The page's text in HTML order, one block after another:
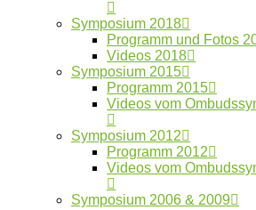
Symposium 2018
Programm und Fotos
Videos 2018
Symposium 2015
Programm 2015
Videos vom
Symposium 2012
Programm 2012
Videos vom
Symposium 2006 & 2009
Neueste Artikel
Beitrag im Laborjournal zur
Wissenschaft
Anmeldung digitaler
geöffnet
Anmeldung digitaler Workshoptag
Jahresbericht 2025 des OWID
Athens Statement: Empfehlungen
verantwortungsbewusste